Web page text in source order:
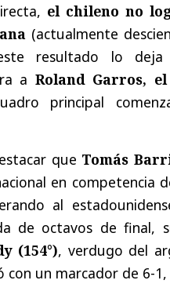
el chileno no
(actualmente
resultado lo
a Roland Garros,
principal
que Tomás
en competencia
al
de octavos de final,
(154°), verdugo del
con un marcador de 6-1,